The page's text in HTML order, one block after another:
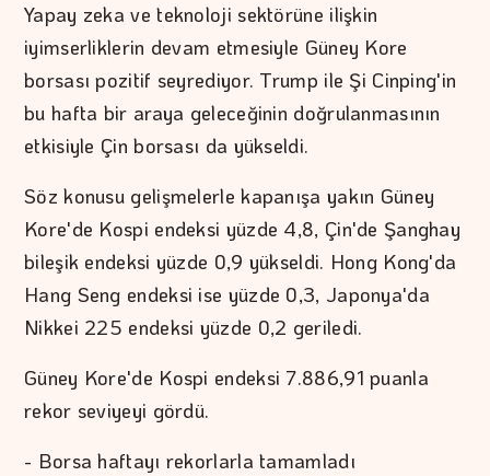
Yapay zeka ve teknoloji sektörüne ilişkin
iyimserliklerin devam etmesiyle Güney Kore
borsası pozitif seyrediyor. Trump ile Şi Cinping'in
bu hafta bir araya geleceğinin doğrulanmasının
etkisiyle Çin borsası da yükseldi.
Söz konusu gelişmelerle kapanışa yakın Güney
Kore'de Kospi endeksi yüzde 4,8, Çin'de Şanghay
bileşik endeksi yüzde 0,9 yükseldi. Hong Kong'da
Hang Seng endeksi ise yüzde 0,3, Japonya'da
Nikkei 225 endeksi yüzde 0,2 geriledi.
Güney Kore'de Kospi endeksi 7.886,91 puanla
rekor seviyeyi gördü.
- Borsa haftayı rekorlarla tamamladı